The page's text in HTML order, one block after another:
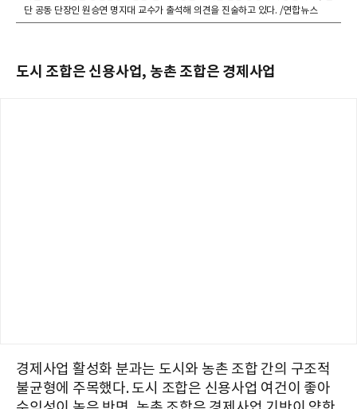
단 공동 단장인 원승연 명지대 교수가 출석해 의견을 진술하고 있다. /연합뉴스
도시 조합은 신용사업, 농촌 조합은 경제사업
경제사업 활성화 분과는 도시와 농촌 조합 간의 구조적
불균형에 주목했다. 도시 조합은 신용사업 여건이 좋아